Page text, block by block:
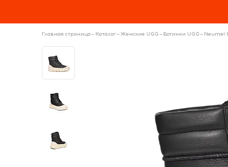
Главная страница— Каталог— Женские UGG— Ботинки UGG— Neumel